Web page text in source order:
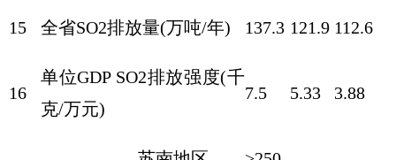
15 全省SO2排放量(万吨/年) 137.3 121.9 112.6
16
单位GDP SO2排放强度(千
克/万元)
7.5 5.33 3.88